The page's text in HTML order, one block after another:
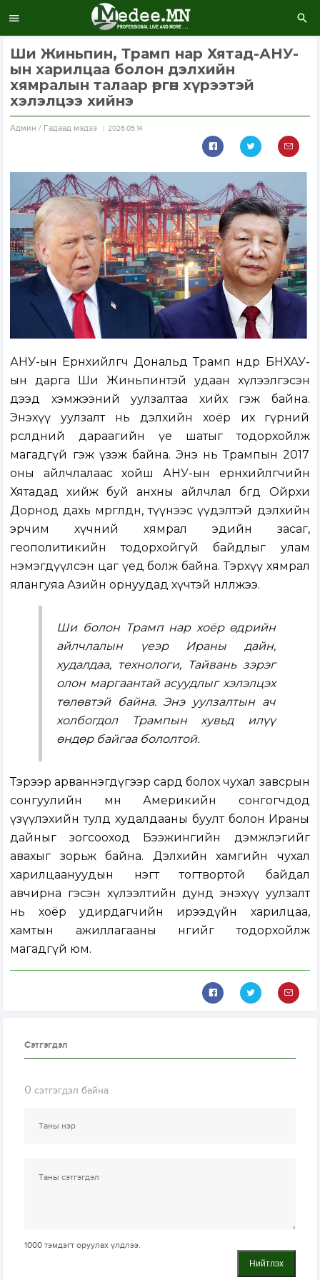
Ши Жиньпин, Трамп нар Хятад-АНУ-
ын харилцаа болон дэлхийн
хямралын талаар өргөн хүрээтэй
хэлэлцээ хийнэ
Aдмин / Гадаад мэдээ 2026.05.14
АНУ-ын Ерөнхийлөгч Дональд Трамп өнөөдөр БНХАУ-
ын дарга Ши Жиньпинтэй удаан хүлээлгэсэн
дээд хэмжээний уулзалтаа хийх гэж байна.
Энэхүү уулзалт нь дэлхийн хоёр их гүрний
өрсөлдөөний дараагийн үе шатыг тодорхойлж
магадгүй гэж үзэж байна. Энэ нь Трампын 2017
оны айлчлалаас хойш АНУ-ын ерөнхийлөгчийн
Хятадад хийж буй анхны айлчлал бөгөөд Ойрхи
Дорнод дахь мөргөлдөөн, түүнээс үүдэлтэй дэлхийн
эрчим хүчний хямрал эдийн засаг,
геополитикийн тодорхойгүй байдлыг улам
нэмэгдүүлсэн цаг үед болж байна. Тэрхүү хямрал
ялангуяа Азийн орнуудад хүчтэй нөлөөлжээ.
Ши болон Трамп нар хоёр өдрийн
айлчлалын үеэр Ираны дайн,
худалдаа, технологи, Тайвань зэрэг
олон маргаантай асуудлыг хэлэлцэх
төлөвтэй байна. Энэ уулзалтын ач
холбогдол Трампын хувьд илүү
өндөр байгаа бололтой.
Тэрээр арваннэгдүгээр сард болох чухал завсрын
сонгуулийн өмнө Америкийн сонгогчдод
үзүүлэхийн тулд худалдааны буулт болон Ираны
дайныг зогсооход Бээжингийн дэмжлэгийг
авахыг зорьж байна. Дэлхийн хамгийн чухал
харилцаануудын нэгт тогтвортой байдал
авчирна гэсэн хүлээлтийн дунд энэхүү уулзалт
нь хоёр удирдагчийн ирээдүйн харилцаа,
хамтын ажиллагааны өнгийг тодорхойлж
магадгүй юм.
Сэтгэгдэл
0 сэтгэгдэл байна
1000 тэмдэгт оруулах үлдлээ.
Нийтлэх